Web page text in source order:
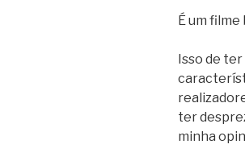
É um
Isso de
ter
minha